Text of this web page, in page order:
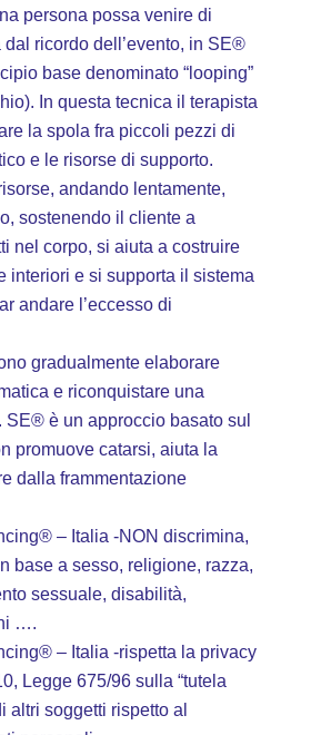
persona possa venire di
dal ricordo dell’evento, in SE®
base denominato “looping”
In questa tecnica il terapista
la spola fra piccoli pezzi di
e le risorse di supporto.
andando lentamente,
sostenendo il cliente a
nel corpo, si aiuta a costruire
interiori e si supporta il sistema
andare l’eccesso di
gradualmente elaborare
e riconquistare una
SE® è un approccio basato sul
promuove catarsi, aiuta la
dalla frammentazione
– Italia -NON discrimina,
base a sesso, religione, razza,
sessuale, disabilità,
….
– Italia -rispetta la privacy
Legge 675/96 sulla “tutela
altri soggetti rispetto al